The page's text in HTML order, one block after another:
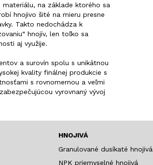
na základe ktorého sa
hnojivo šité na mieru presne
Takto nedochádza k
hnojív, len toľko sa
aj využije.
a surovín spolu s unikátnou
kvality finálnej produkcie s
s rovnomernou a veľmi
vyrovnaný vývoj
HNOJIVÁ
Granulované dusíkaté hnojivá
NPK priemyselné hnojivá